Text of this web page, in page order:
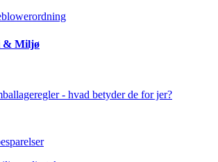
& Miljø
- hvad betyder de for jer?